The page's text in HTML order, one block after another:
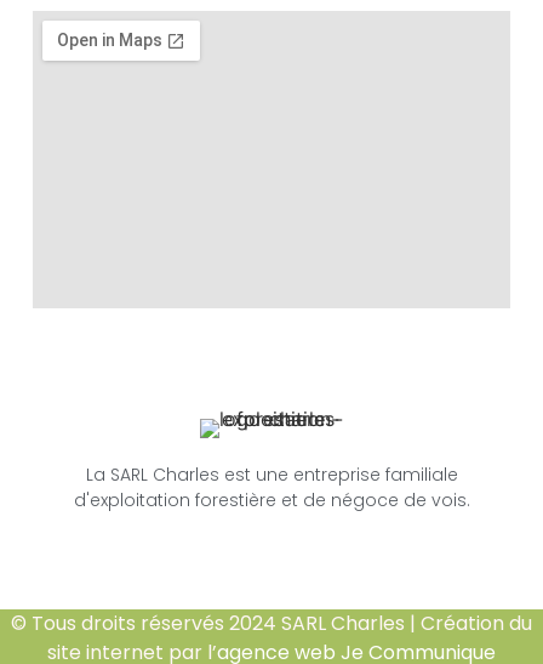
La SARL Charles est une entreprise familiale
d'exploitation forestière et de négoce de vois.
© Tous droits réservés 2024 SARL Charles | Création du
site internet par l’agence web Je Communique